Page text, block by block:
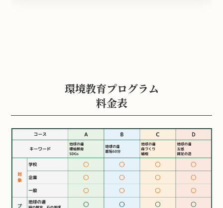
環境教育プログラム
料金表